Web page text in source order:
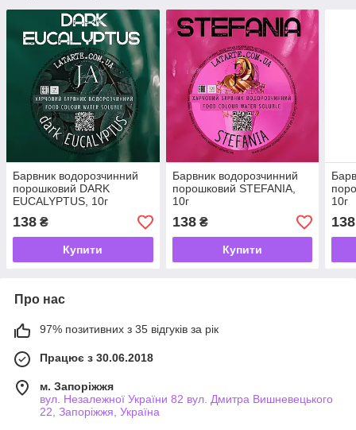
Барвник водорозчинний
порошковий DARK
EUCALYPTUS, 10г
138 ₴
Купити
Барвник водорозчинний
порошковий STEFANIA,
10г
138₴
Купити
10г
138
Про нас
97% позитивних з 35 відгуків за рік
Працює з 30.06.2018
м. Запоріжжя
вул. Незалежної України 82 вул. Дмитра Вишневецького
22, Запоріжжя, Україна